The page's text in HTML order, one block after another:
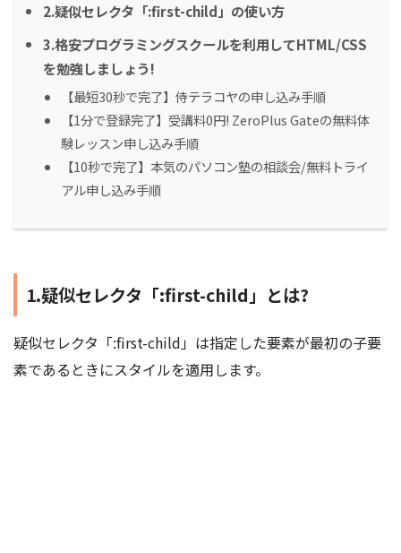
2.疑似セレクタ「:first-child」の使い方
3.格安プログラミングスクールを利用してHTML/CSS
を勉強しましょう!
【最短30秒で完了】侍テラコヤの申し込み手順
【1分で登録完了】受講料0円! ZeroPlus Gateの無料体
験レッスン申し込み手順
【10秒で完了】本気のパソコン塾の相談会/無料トライ
アル申し込み手順
1.疑似セレクタ「:first-child」とは?
疑似セレクタ「:first-child」は指定した要素が最初の子要
素であるときにスタイルを適用します。